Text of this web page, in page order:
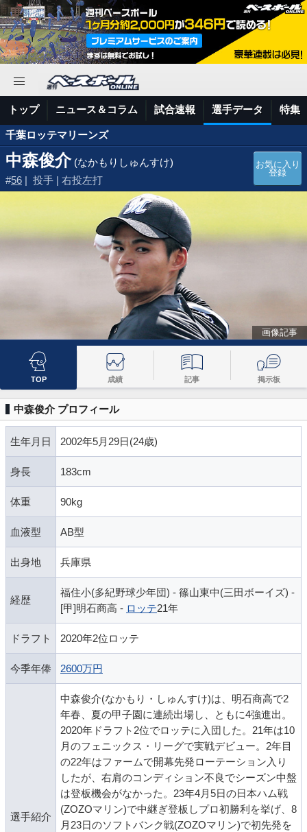
トップ ニュース＆コラム 試合速報 選手データ 特集
千葉ロッテマリーンズ
中森俊介 (なかもりしゅんすけ)
#56 | 投手 | 右投左打
お気に入り
登録
画像記事
TOP 成績 記事 掲示板
中森俊介 プロフィール
生年月日 2002年5月29日(24歳)
身長 183cm
体重 90kg
血液型 AB型
出身地 兵庫県
経歴
福住小(多紀野球少年団) - 篠山東中(三田ボーイズ) -
[甲]明石商高 - ロッテ21年
ドラフト 2020年2位ロッテ
今季年俸 2600万円
選手紹介
中森俊介(なかもり・しゅんすけ)は、明石商高で2
年春、夏の甲子園に連続出場し、ともに4強進出。
2020年ドラフト2位でロッテに入団した。21年は10
月のフェニックス・リーグで実戦デビュー。2年目
の22年はファームで開幕先発ローテーション入り
したが、右肩のコンディション不良でシーズン中盤
は登板機会がなかった。23年4月5日の日本ハム戦
(ZOZOマリン)で中継ぎ登板しプロ初勝利を挙げ、8
月23日のソフトバンク戦(ZOZOマリン)で初先発を